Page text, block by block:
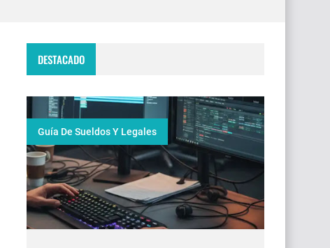
DESTACADO
Guía De Sueldos Y Legales